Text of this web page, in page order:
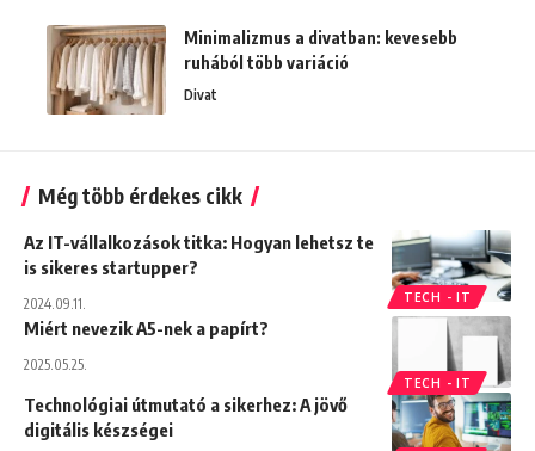
Minimalizmus a divatban: kevesebb
ruhából több variáció
Divat
Még több érdekes cikk
TECH - IT
Az IT-vállalkozások titka: Hogyan lehetsz te
is sikeres startupper?
2024.09.11.
TECH - IT
Miért nevezik A5-nek a papírt?
2025.05.25.
Technológiai útmutató a sikerhez: A jövő
digitális készségei